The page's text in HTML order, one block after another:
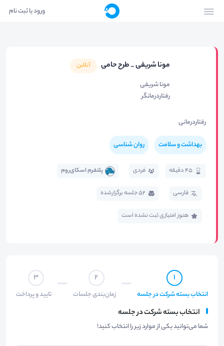
ورود یا ثبت نام
مونا شریفی _ طرح حامی آنلاین
مونا شریفی
رفتاردرمانگر
رفتاردرمانی
بهداشت و سلامت روان شناسی
45 دقیقه فردی پلتفرم اسکای‌روم
فارسی 52 جلسه برگزار‌شده
هنوز امتیازی ثبت نشده است
1
انتخاب بسته شرکت در جلسه
2
زمان‌بندی جلسات
3
تایید و پرداخت
انتخاب بسته شرکت در جلسه
شما می‌توانید یکی از موارد زیر را انتخاب کنید!